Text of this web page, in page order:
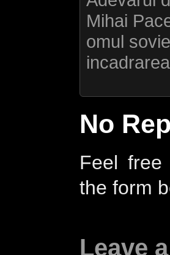
Mihai
omul
No
Feel
the form
Leave